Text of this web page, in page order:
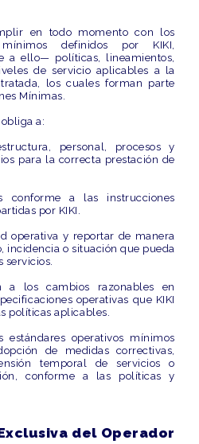
en todo momento con los
definidos por KIKI,
a ello— políticas, lineamientos,
de servicio aplicables a la
los cuales forman parte
Mínimas.
a:
personal, procesos y
para la correcta prestación de
conforme a las instrucciones
por KIKI.
operativa y reportar de manera
incidencia o situación que pueda
servicios.
a los cambios razonables en
operativas que KIKI
políticas aplicables.
operativos mínimos
de medidas correctivas,
temporal de servicios o
conforme a las políticas y
del Operador